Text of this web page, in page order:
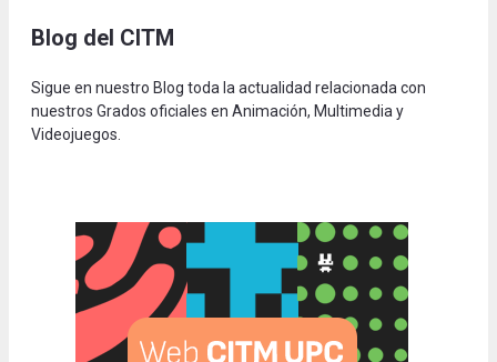
Blog del CITM
Sigue en nuestro Blog toda la actualidad relacionada con
nuestros Grados oficiales en Animación, Multimedia y
Videojuegos.